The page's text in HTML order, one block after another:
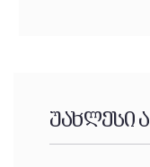
უახლესი